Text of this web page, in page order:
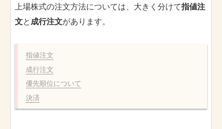
上場株式の注文方法については、大きく分けて指値注
文と成行注文があります。
指値注文
成行注文
優先順位について
決済